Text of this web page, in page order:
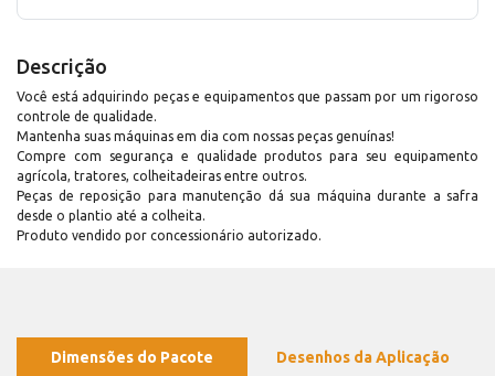
Descrição
Você está adquirindo peças e equipamentos que passam por um rigoroso
controle de qualidade.
Mantenha suas máquinas em dia com nossas peças genuínas!
Compre com segurança e qualidade produtos para seu equipamento
agrícola, tratores, colheitadeiras entre outros.
Peças de reposição para manutenção dá sua máquina durante a safra
desde o plantio até a colheita.
Produto vendido por concessionário autorizado.
Dimensões do Pacote Desenhos da Aplicação